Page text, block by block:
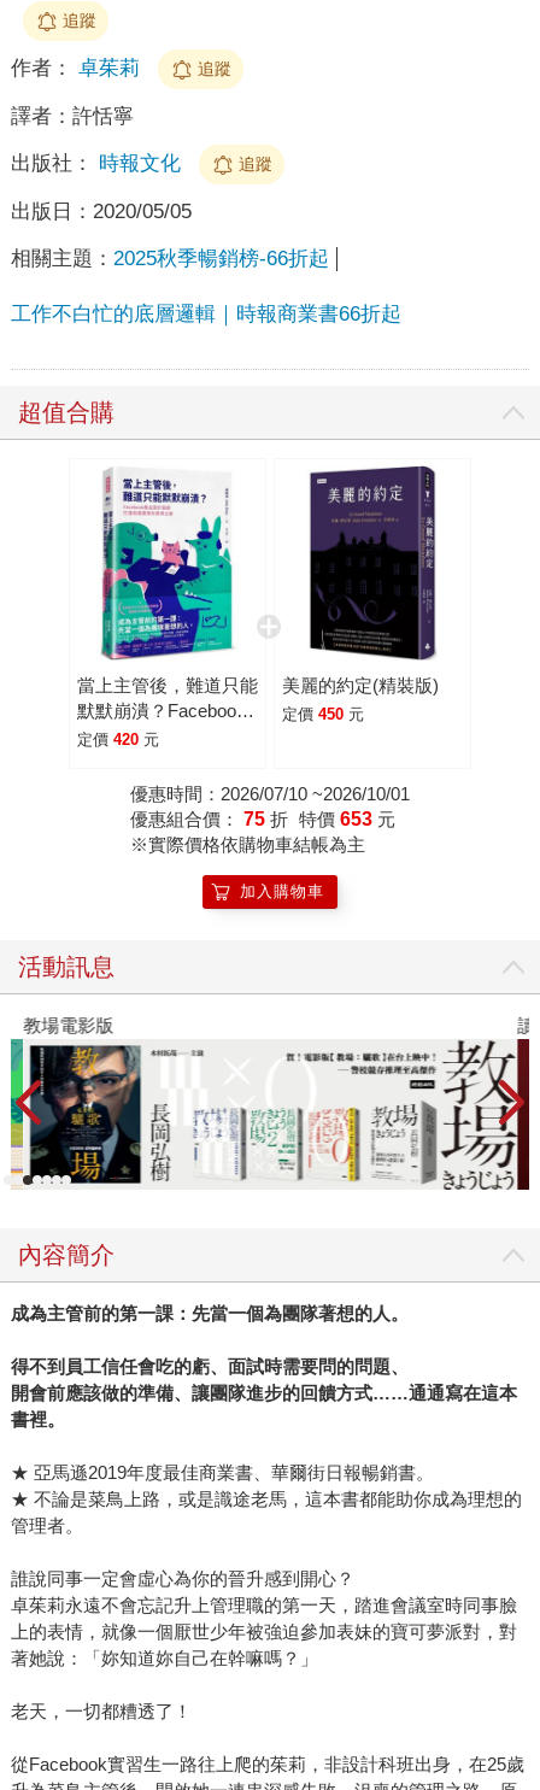
追蹤
作者： 卓茱莉 追蹤
譯者： 許恬寧
出版社： 時報文化 追蹤
出版日： 2020/05/05
相關主題： 2025秋季暢銷榜-66折起
工作不白忙的底層邏輯｜時報商業書66折起
超值合購
當上主管後，難道只能
默默崩潰？Facebook
產品設計副總打造和諧
定價 420 元
美麗的約定(精裝版)
定價 450 元
優惠時間：2026/07/10 ~2026/10/01
優惠組合價： 75 折 特價 653 元
※實際價格依購物車結帳為主
加入購物車
活動訊息
教場電影版 讀
內容簡介
成為主管前的第一課：先當一個為團隊著想的人。
得不到員工信任會吃的虧、面試時需要問的問題、
開會前應該做的準備、讓團隊進步的回饋方式……通通寫在這本
書裡。
★ 亞馬遜2019年度最佳商業書、華爾街日報暢銷書。
★ 不論是菜鳥上路，或是識途老馬，這本書都能助你成為理想的
管理者。
誰說同事一定會虛心為你的晉升感到開心？
卓茱莉永遠不會忘記升上管理職的第一天，踏進會議室時同事臉
上的表情，就像一個厭世少年被強迫參加表妹的寶可夢派對，對
著她說：「妳知道妳自己在幹嘛嗎？」
老天，一切都糟透了！
從Facebook實習生一路往上爬的茱莉，非設計科班出身，在25歲